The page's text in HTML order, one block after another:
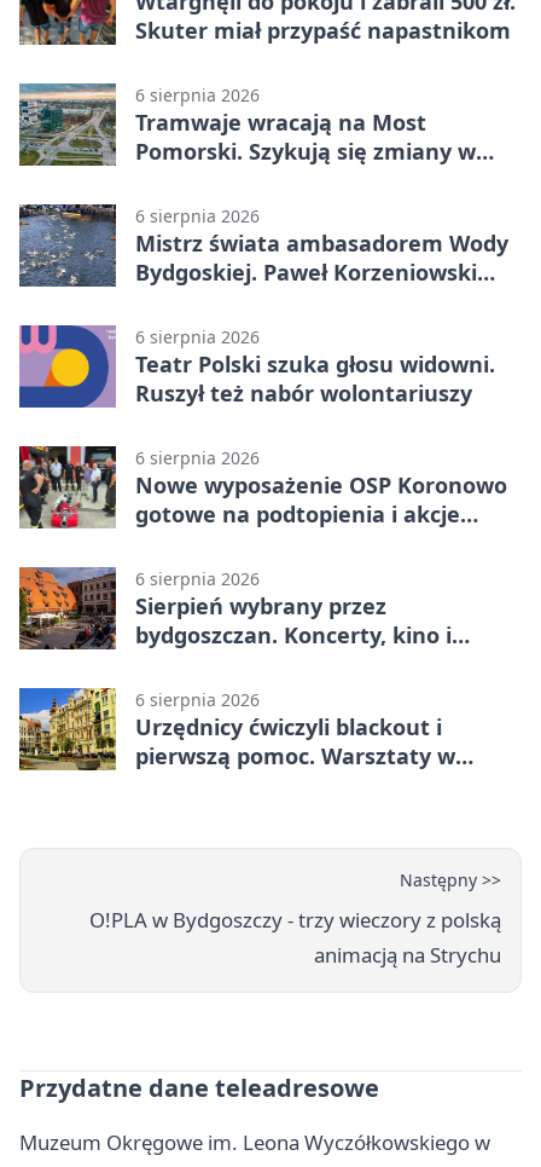
Skuter miał przypaść napastnikom
6 sierpnia 2026
Tramwaje wracają na Most
Pomorski. Szykują się zmiany w
6 sierpnia 2026
Mistrz świata ambasadorem Wody
Bydgoskiej. Paweł Korzeniowski
6 sierpnia 2026
Teatr Polski szuka głosu widowni.
Ruszył też nabór wolontariuszy
6 sierpnia 2026
Nowe wyposażenie OSP Koronowo
gotowe na podtopienia i akcje
6 sierpnia 2026
Sierpień wybrany przez
bydgoszczan. Koncerty, kino i
6 sierpnia 2026
Urzędnicy ćwiczyli blackout i
pierwszą pomoc. Warsztaty w
Następny >>
O!PLA w Bydgoszczy - trzy wieczory z polską
animacją na Strychu
Przydatne dane teleadresowe
Muzeum Okręgowe im. Leona Wyczółkowskiego w